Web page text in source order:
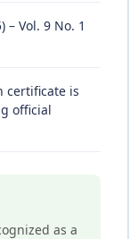
– Vol. 9 No. 1
certificate is
official
as a